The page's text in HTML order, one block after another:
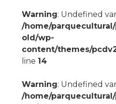
Warning: Undefined
/home/
old/wp-
content/themes/
line 14
Warning: Undefined
/home/